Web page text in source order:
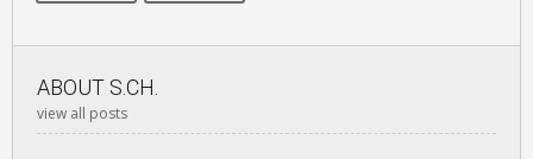
ABOUT S.CH.
view all posts